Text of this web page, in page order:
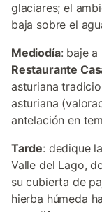
glaciares; el
baja sobre el
Mediodía: baje a
Restaurante
asturiana
asturiana
antelación en
Tarde: dedique
Valle del Lago,
su cubierta de
hierba húmeda